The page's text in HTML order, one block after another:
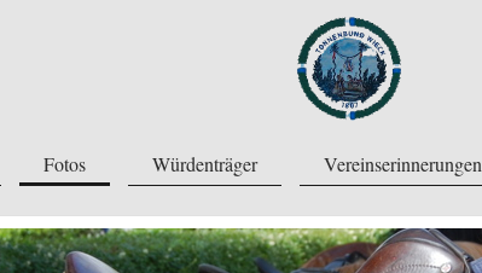
Fotos Würdenträger Vereinserinnerungen